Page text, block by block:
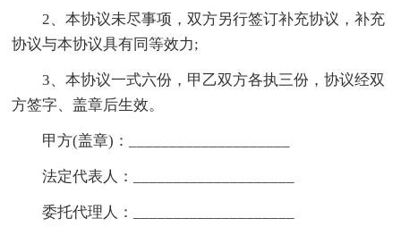
2、本协议未尽事项，双方另行签订补充协议，补充
协议与本协议具有同等效力;
3、本协议一式六份，甲乙双方各执三份，协议经双
方签字、盖章后生效。
甲方(盖章)：____________________
法定代表人：____________________
委托代理人：____________________